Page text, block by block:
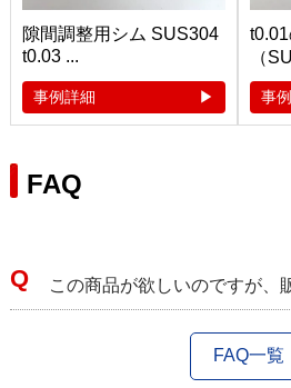
隙間調整用シム SUS304
t0.03 ...
事例詳細
（
事
FAQ
この商品が欲しいのですが、
FAQ一覧